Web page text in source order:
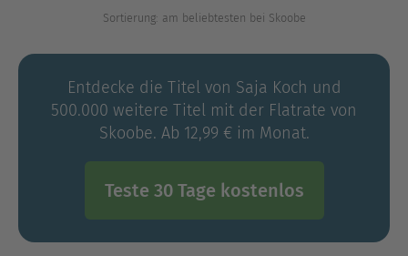
Sortierung: am beliebtesten bei Skoobe
Entdecke die Titel von Saja Koch und
500.000 weitere Titel mit der Flatrate von
Skoobe. Ab 12,99 € im Monat.
Teste 30 Tage kostenlos